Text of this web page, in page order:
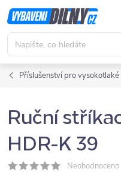
Přejít
na
obsah
Příslušenství pro vysokotlaké
Ruční
HDR-K 39
Neohodnoceno